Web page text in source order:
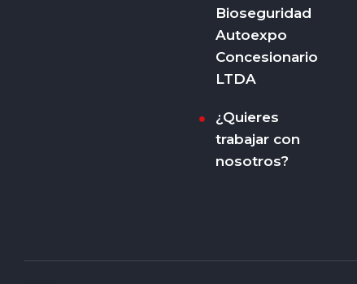
Bioseguridad
Autoexpo
Concesionario
LTDA
¿Quieres
trabajar con
nosotros?